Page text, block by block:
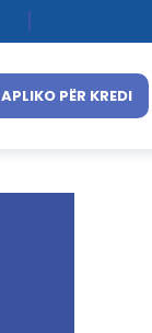
APLIKO PËR KREDI